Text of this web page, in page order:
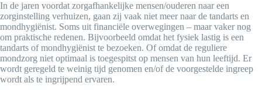
In de jaren voordat zorgafhankelijke mensen/ouderen naar een
zorginstelling verhuizen, gaan zij vaak niet meer naar de tandarts en
mondhygiënist. Soms uit financiële overwegingen – maar vaker nog
om praktische redenen. Bijvoorbeeld omdat het fysiek lastig is een
tandarts of mondhygiënist te bezoeken. Of omdat de reguliere
mondzorg niet optimaal is toegespitst op mensen van hun leeftijd. Er
wordt geregeld te weinig tijd genomen en/of de voorgestelde ingreep
wordt als te ingrijpend ervaren.